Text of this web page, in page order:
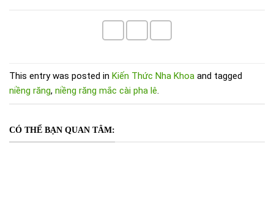
This entry was posted in Kiến Thức Nha Khoa and tagged
niềng răng, niềng răng mắc cài pha lê
CÓ THỂ BẠN QUAN TÂM: